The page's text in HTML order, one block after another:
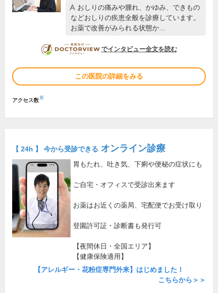
おしりの痛みや腫れ、かゆみ、できもの
などおしりの疾患全般を診療しています。
お薬で改善がみられる状態か…
DOCTORVIEW
でインタビュー全文を読む
この医院の詳細をみる
アクセス数※
【 24h 】 今から受診できる オンライン診療
胃もたれ、吐き気、下痢や便秘の症状にも
ご自宅・オフィスで受診出来ます
お薬はお近くの薬局、宅配便でお受け取り
登園許可証・診断書も発行可
【夜間休日・全国エリア】
【健康保険適用】
【アレルギー・花粉症専門外来】はじめました！
こちらから＞＞